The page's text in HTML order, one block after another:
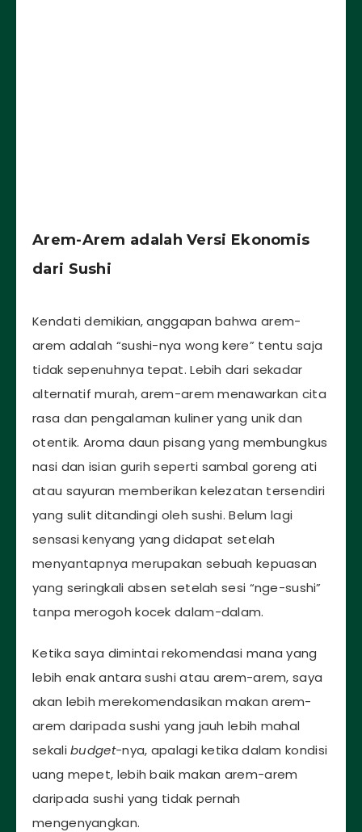
Arem-Arem adalah Versi Ekonomis
dari Sushi
Kendati demikian, anggapan bahwa arem-
arem adalah “sushi-nya wong kere” tentu saja
tidak sepenuhnya tepat. Lebih dari sekadar
alternatif murah, arem-arem menawarkan cita
rasa dan pengalaman kuliner yang unik dan
otentik. Aroma daun pisang yang membungkus
nasi dan isian gurih seperti sambal goreng ati
atau sayuran memberikan kelezatan tersendiri
yang sulit ditandingi oleh sushi. Belum lagi
sensasi kenyang yang didapat setelah
menyantapnya merupakan sebuah kepuasan
yang seringkali absen setelah sesi “nge-sushi”
tanpa merogoh kocek dalam-dalam.
Ketika saya dimintai rekomendasi mana yang
lebih enak antara sushi atau arem-arem, saya
akan lebih merekomendasikan makan arem-
arem daripada sushi yang jauh lebih mahal
sekalibudget-nya, apalagi ketika dalam kondisi
uang mepet, lebih baik makan arem-arem
daripada sushi yang tidak pernah
mengenyangkan.